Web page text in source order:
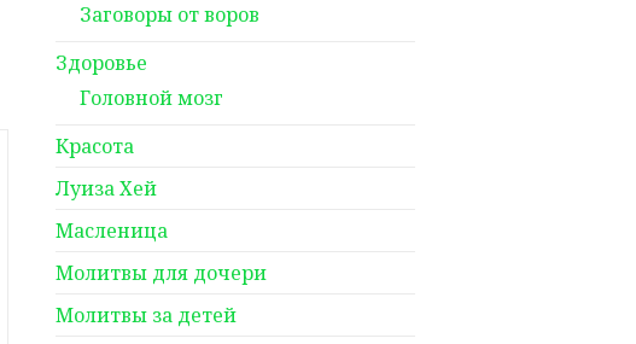
Заговоры от воров
Здоровье
Головной мозг
Красота
Луиза Хей
Масленица
Молитвы для дочери
Молитвы за детей